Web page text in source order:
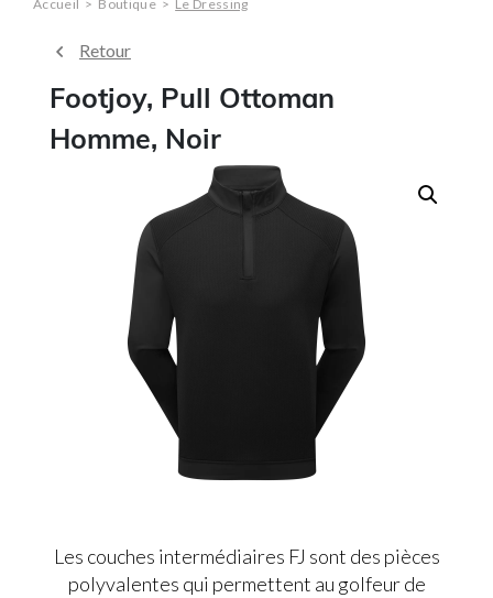
Accueil > Boutique > Le Dressing
Retour
Footjoy, Pull Ottoman
Homme, Noir
Les couches intermédiaires FJ sont des pièces
polyvalentes qui permettent au golfeur de